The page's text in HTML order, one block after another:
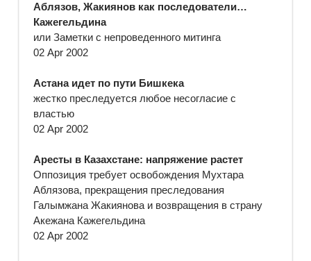
Аблязов, Жакиянов как последователи…
Кажегельдина
или Заметки с непроведенного митинга
02 Apr 2002
Астана идет по пути Бишкека
жестко преследуется любое несогласие с
властью
02 Apr 2002
Аресты в Казахстане: напряжение растет
Оппозиция требует освобождения Мухтара
Аблязова, прекращения преследования
Галымжана Жакиянова и возвращения в страну
Акежана Кажегельдина
02 Apr 2002